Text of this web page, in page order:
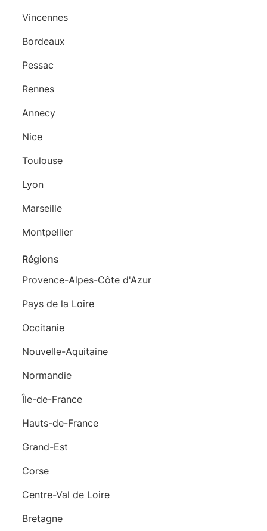
Vincennes
Bordeaux
Pessac
Rennes
Annecy
Nice
Toulouse
Lyon
Marseille
Montpellier
Régions
Provence-Alpes-Côte d'Azur
Pays de la Loire
Occitanie
Nouvelle-Aquitaine
Normandie
Île-de-France
Hauts-de-France
Grand-Est
Corse
Centre-Val de Loire
Bretagne